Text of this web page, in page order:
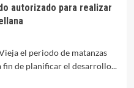
autorizado para realizar
el periodo de matanzas
de planificar el desarrollo...